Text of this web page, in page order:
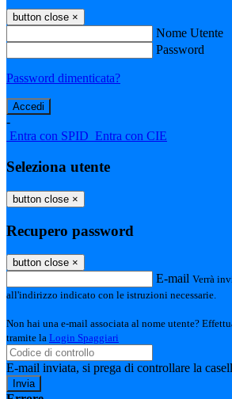
button close ×
Nome Utente
Password
Password dimenticata?
-
Entra con SPID Entra con CIE
Seleziona utente
button close ×
Recupero password
button close ×
E-mail Verrà
all'indirizzo indicato con le istruzioni necessarie.
Non hai una e-mail associata al nome utente?
tramite la Login Spaggiari
E-mail inviata, si prega di controllare la